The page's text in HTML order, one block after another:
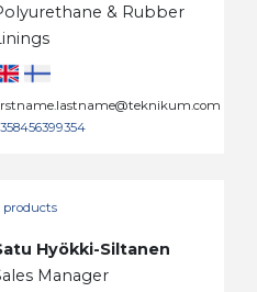
& Rubber
products
Hyökki-Siltanen
Manager